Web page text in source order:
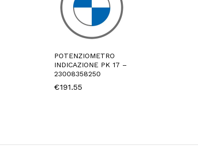
POTENZIOMETRO
INDICAZIONE PK 17 –
23008358250
€191.55